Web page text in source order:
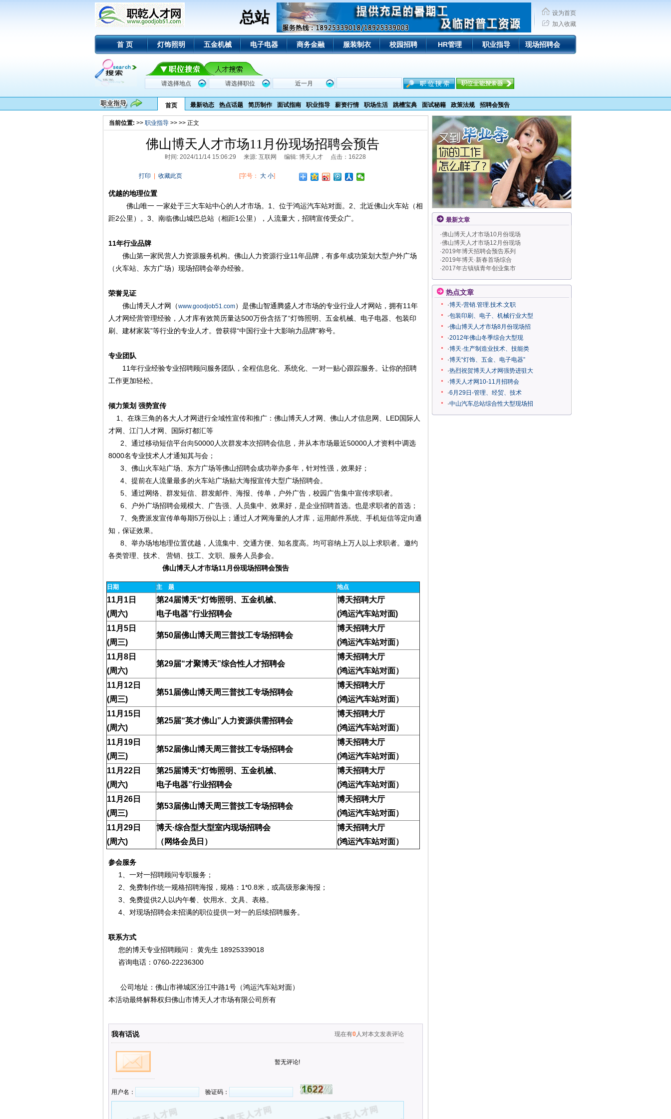
总站
设为首页
加入收藏
首 页 灯饰照明 五金机械 电子电器 商务金融 服装制衣 校园招聘 HR管理 职业指导 现场招聘会
首页 最新动态 热点话题 简历制作 面试指南 职业指导 薪资行情 职场生活 跳槽宝典 面试秘籍 政策法规 招聘会预告
当前位置: >> 职业指导>> >> 正文
佛山博天人才市场11月份现场招聘会预告
时间: 2024/11/14 15:06:29 来源: 互联网 编辑: 博天人才 点击：16228
打印 收藏此页 [字号： 大 小]
优越的地理位置
佛山唯一 一家处于三大车站中心的人才市场。1、位于鸿运汽车站对面。2、北近佛山火车站（相
距2公里）。3、南临佛山城巴总站（相距1公里），人流量大，招聘宣传受众广。
11年行业品牌
佛山第一家民营人力资源服务机构。佛山人力资源行业11年品牌，有多年成功策划大型户外广场
（火车站、东方广场）现场招聘会举办经验。
荣誉见证
佛山博天人才网（www.goodjob51.com）是佛山智通腾盛人才市场的专业行业人才网站，拥有11年
人才网经营管理经验，人才库有效简历量达500万份含括了“灯饰照明、五金机械、电子电器、包装印
刷、建材家装”等行业的专业人才。曾获得“中国行业十大影响力品牌”称号。
专业团队
11年行业经验专业招聘顾问服务团队，全程信息化、系统化、一对一贴心跟踪服务。让你的招聘
工作更加轻松。
倾力策划 强势宣传
1、在珠三角的各大人才网进行全域性宣传和推广：佛山博天人才网、佛山人才信息网、LED国际人
才网、江门人才网、国际灯都汇等
2、通过移动短信平台向50000人次群发本次招聘会信息，并从本市场最近50000人才资料中调选
8000名专业技术人才通知其与会；
3、佛山火车站广场、东方广场等佛山招聘会成功举办多年，针对性强，效果好；
4、提前在人流量最多的火车站广场贴大海报宣传大型广场招聘会。
5、通过网络、群发短信、群发邮件、海报、传单，户外广告，校园广告集中宣传求职者。
6、户外广场招聘会规模大、广告强、人员集中、效果好，是企业招聘首选。也是求职者的首选；
7、免费派发宣传单每期5万份以上；通过人才网海量的人才库，运用邮件系统、手机短信等定向通
知，保证效果。
8、举办场地地理位置优越，人流集中、交通方便、知名度高。均可容纳上万人以上求职者。邀约
各类管理、技术、 营销、技工、文职、服务人员参会。
佛山博天人才市场11月份现场招聘会预告
日期 主 题 地点
11月1日
(周六)
第24届博天“灯饰照明、五金机械、
电子电器”行业招聘会
博天招聘大厅
(鸿运汽车站对面)
11月5日
(周三)
第50届佛山博天周三普技工专场招聘会
博天招聘大厅
(鸿运汽车站对面）
11月8日
(周六)
第29届“才聚博天”综合性人才招聘会
博天招聘大厅
(鸿运汽车站对面）
11月12日
(周三)
第51届佛山博天周三普技工专场招聘会
博天招聘大厅
(鸿运汽车站对面）
11月15日
(周六)
第25届“英才佛山”人力资源供需招聘会
博天招聘大厅
(鸿运汽车站对面）
11月19日
(周三)
第52届佛山博天周三普技工专场招聘会
博天招聘大厅
(鸿运汽车站对面）
11月22日
(周六)
第25届博天“灯饰照明、五金机械、
电子电器”行业招聘会
博天招聘大厅
(鸿运汽车站对面）
11月26日
(周三)
第53届佛山博天周三普技工专场招聘会
博天招聘大厅
(鸿运汽车站对面）
11月29日
(周六)
博天·综合型大型室内现场招聘会
（网络会员日）
博天招聘大厅
(鸿运汽车站对面）
参会服务
1、一对一招聘顾问专职服务；
2、免费制作统一规格招聘海报，规格：1*0.8米，或高级形象海报；
3、免费提供2人以内午餐、饮用水、文具、表格。
4、对现场招聘会未招满的职位提供一对一的后续招聘服务。
联系方式
您的博天专业招聘顾问： 黄先生 18925339018
咨询电话：0760-22236300
公司地址：佛山市禅城区汾江中路1号（鸿运汽车站对面）
本活动最终解释权归佛山市博天人才市场有限公司所有
我有话说 现在有0人对本文发表评论
暂无评论!
用户名： 验证码：
最新文章
·佛山博天人才市场10月份现场
·佛山博天人才市场12月份现场
·2019年博天招聘会预告系列
·2019年博天·新春首场综合
·2017年古镇镇青年创业集市
热点文章
·博天-营销.管理.技术.文职
·包装印刷、电子、机械行业大型
·佛山博天人才市场8月份现场招
·2012年佛山冬季综合大型现
·博天·生产制造业技术、技能类
·博天“灯饰、五金、电子电器”
·热烈祝贺博天人才网强势进驻大
·博天人才网10-11月招聘会
·6月29日-管理、经贸、技术
·中山汽车总站综合性大型现场招